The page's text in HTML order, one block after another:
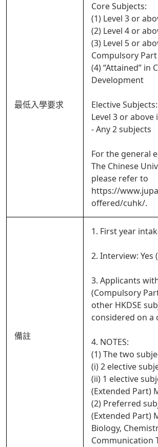
最低入學要求
Core Subjects:
(1) Level 3 or
(2) Level 4 or
(3) Level 5 or
Compulsory Part
(4) “Attained” in
Development
Elective Subjects:
Level 3 or above
- Any 2 subjects
For the general
The Chinese
please refer to
https://
offered/cuhk/.
備註
1. First year
2. Interview: Yes
3. Applicants
(Compulsory
other HKDSE
considered on a
4. NOTES:
(1) The two
(i) 2 elective
(ii) 1 elective
(Extended Part)
(2) Preferred
(Extended Part)
Biology,
Communication